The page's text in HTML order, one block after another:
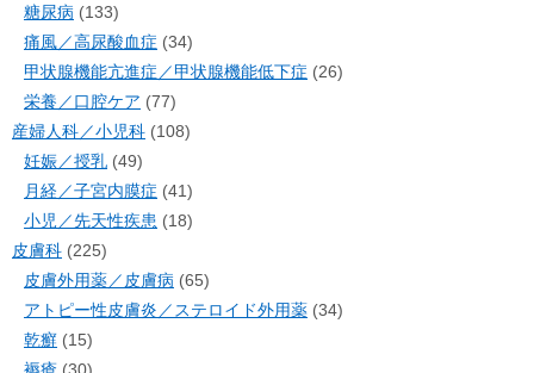
糖尿病 (133)
痛風／高尿酸血症 (34)
甲状腺機能亢進症／甲状腺機能低下症 (26)
栄養／口腔ケア (77)
産婦人科／小児科 (108)
妊娠／授乳 (49)
月経／子宮内膜症 (41)
小児／先天性疾患 (18)
皮膚科 (225)
皮膚外用薬／皮膚病 (65)
アトピー性皮膚炎／ステロイド外用薬 (34)
乾癬 (15)